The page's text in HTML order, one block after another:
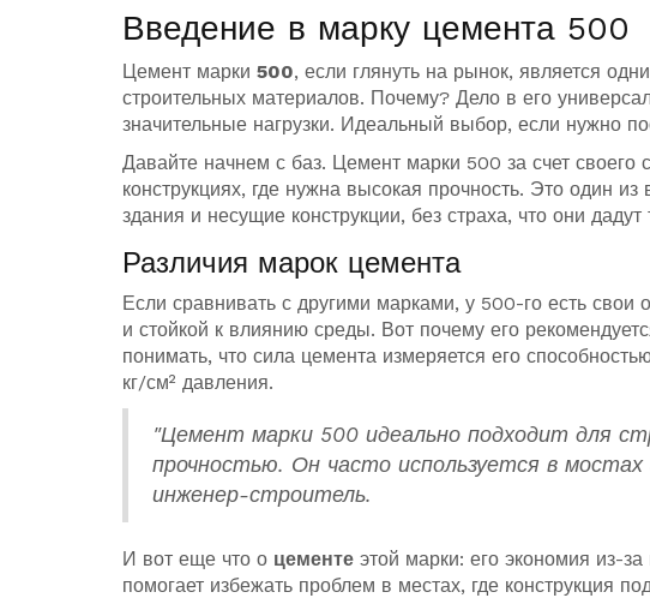
Введение в марку цемента 500
Цемент марки 500, если глянуть на рынок, является
строительных материалов. Почему? Дело в его
значительные нагрузки. Идеальный выбор, если нужно
Давайте начнем с баз. Цемент марки 500 за счет своего
конструкциях, где нужна высокая прочность. Это один
здания и несущие конструкции, без страха, что они дадут
Различия марок цемента
Если сравнивать с другими марками, у 500-го есть свои
и стойкой к влиянию среды. Вот почему его
понимать, что сила цемента измеряется его
кг/см² давления.
"Цемент марки 500 идеально подходит для
прочностью. Он часто используется в
инженер-строитель.
И вот еще что о цементе этой марки: его экономия из-
помогает избежать проблем в местах, где конструкция